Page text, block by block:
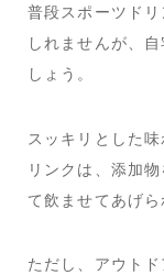
普段スポーツド
しれませんが、
しょう。
スッキリとした
リンクは、添加
て飲ませてあげら
ただし、アウト